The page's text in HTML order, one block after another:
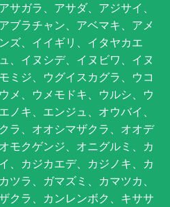
サガラ、アサダ、アジサイ、
ブラチャン、アベマキ、アメ
ズ、イイギリ、イタヤカエ
、イヌシデ、イヌビワ、イヌ
ミジ、ウグイスカグラ、ウコ
メ、ウメモドキ、ウルシ、ウ
ノキ、エンジュ、オウバイ、
ラ、オオシマザクラ、オオデ
モクゲンジ、オニグルミ、カ
、カジカエデ、カジノキ、カ
ツラ、ガマズミ、カマツカ、
クラ、カンレンボク、キササ